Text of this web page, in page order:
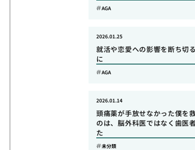
AGA
就活や恋愛への影響を断ち切
に
2026.01.25
AGA
頭痛薬が手放せなかった僕を
のは、脳外科医ではなく歯医
た
2026.01.14
未分類